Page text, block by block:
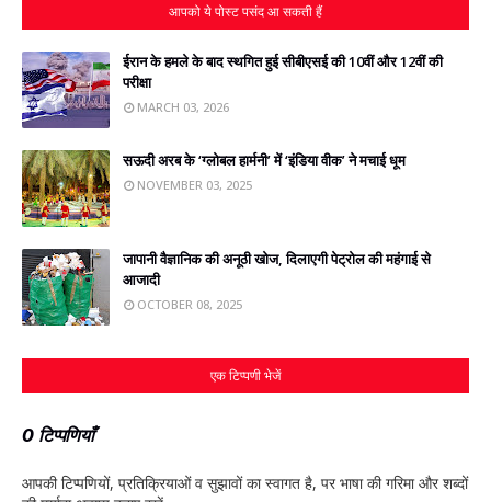
आपको ये पोस्ट पसंद आ सकती हैं
ईरान के हमले के बाद स्‍थगित हुई सीबीएसई की 10वीं और 12वीं की
परीक्षा
MARCH 03, 2026
सऊदी अरब के ‘ग्लोबल हार्मनी’ में ‘इंडिया वीक’ ने मचाई धूम
NOVEMBER 03, 2025
जापानी वैज्ञानिक की अनूठी खोज, दिलाएगी पेट्रोल की महंगाई से
आजादी
OCTOBER 08, 2025
एक टिप्पणी भेजें
0 टिप्पणियाँ
आपकी टिप्‍पणियों, प्रतिक्रियाओं व सुझावों का स्‍वागत है, पर भाषा की गरिमा और शब्‍दों